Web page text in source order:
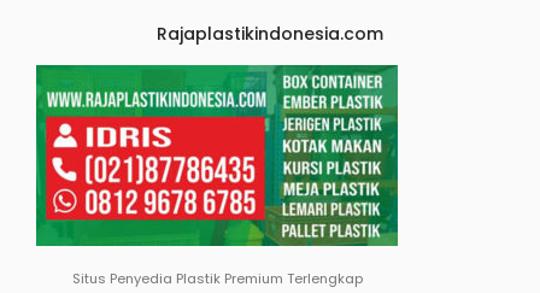
Rajaplastikindonesia.com
Situs Penyedia Plastik Premium Terlengkap